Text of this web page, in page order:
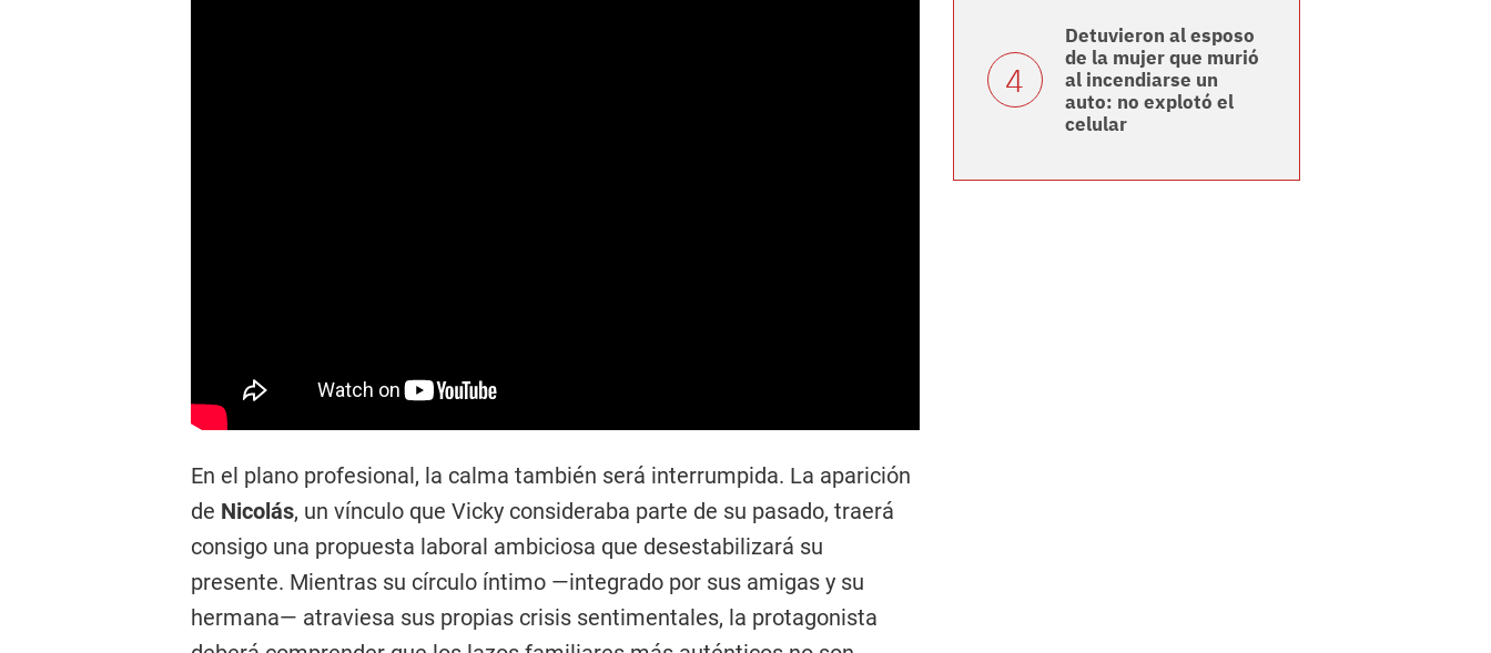
En el plano profesional, la calma también será interrumpida. La aparición
de Nicolás, un vínculo que Vicky consideraba parte de su pasado, traerá
consigo una propuesta laboral ambiciosa que desestabilizará su
presente. Mientras su círculo íntimo —integrado por sus amigas y su
hermana— atraviesa sus propias crisis sentimentales, la protagonista
Detuvieron al esposo
de la mujer que murió
al incendiarse un
auto: no explotó el
celular